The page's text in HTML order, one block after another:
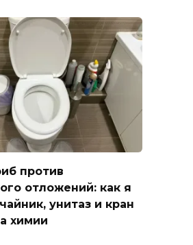
против
отложений: как я
унитаз и кран
химии